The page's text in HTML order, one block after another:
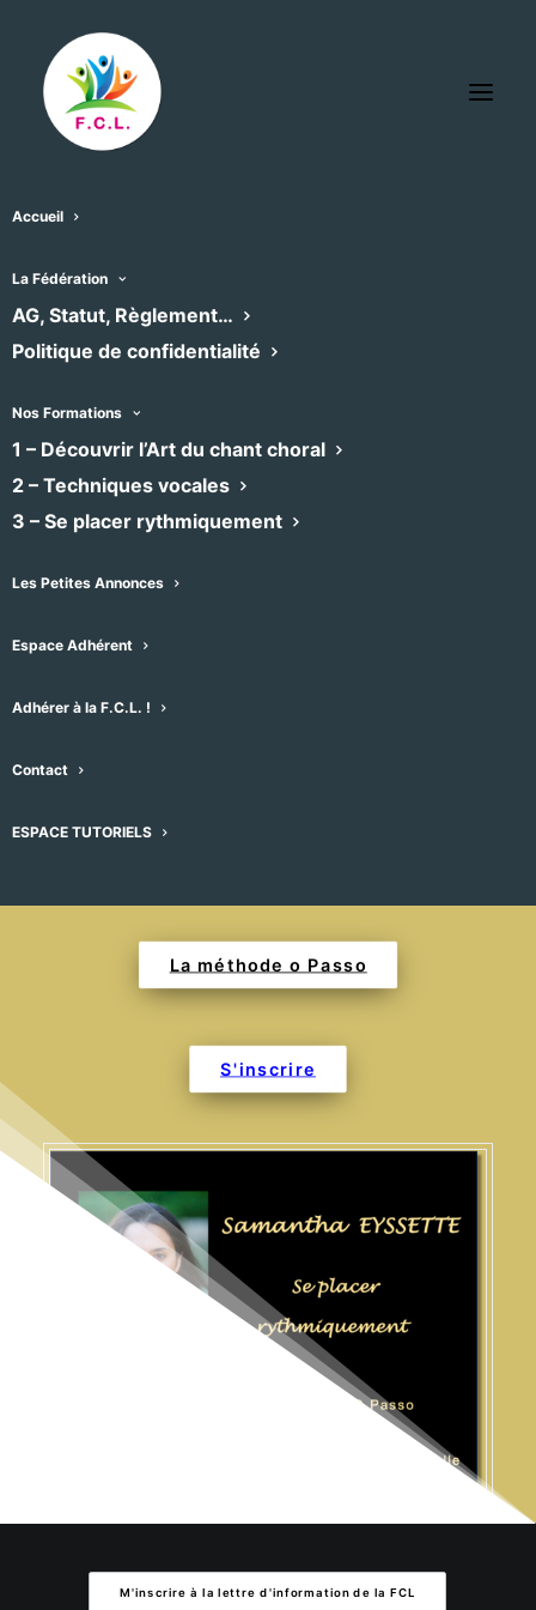
Accueil
La Fédération
AG, Statut, Règlement…
Politique de confidentialité
Nos Formations
1 – Découvrir l’Art du chant choral
2 – Techniques vocales
3 – Se placer rythmiquement
Les Petites Annonces
Espace Adhérent
Adhérer à la F.C.L. !
Contact
ESPACE TUTORIELS
SE PLACER
METHODE O PASSO
Parce que chanter c’est utiliser son corps,
se déplacer en rythme permet
Programme détaillé, tarifs et
La méthode o Passo
S'inscrire
M'inscrire à la lettre d'information de la FCL